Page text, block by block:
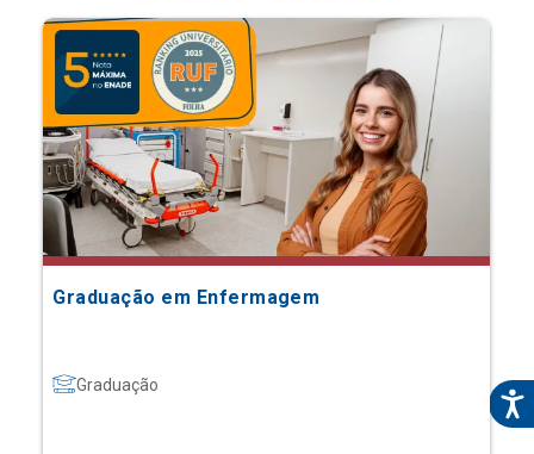
Graduação em Enfermagem
Graduação